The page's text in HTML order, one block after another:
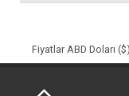
Fiyatlar ABD Doları